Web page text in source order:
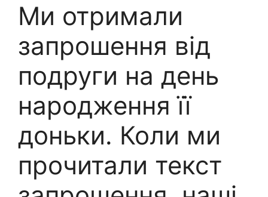
Ми отримали
запрошення від
подруги на день
народження її
доньки. Коли ми
прочитали текст